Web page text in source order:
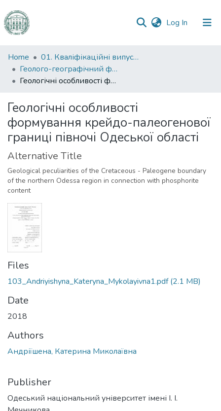
Log In (current)
Communities
&
Collections
Statistics
Home
01. Кваліфікаційні випускні роботи здобувачів вищої освіти
Геолого-географічний факультет
Геологічні особливості формування крейдо-палеогенової границі півночі Одеської області
Геологічні особливості
формування крейдо-палеогенової
границі півночі Одеської області
Alternative Title
Geological peculiarities of the Cretaceous - Paleogene boundary
of the northern Odessa region in connection with phosphorite
content
Files
103_Andriyishyna_Kateryna_Mykolayivna1.pdf(2.1 MB)
Date
2018
Authors
Андріїшена, Катерина Миколаївна
Publisher
Одеський національний університет імені І. І.